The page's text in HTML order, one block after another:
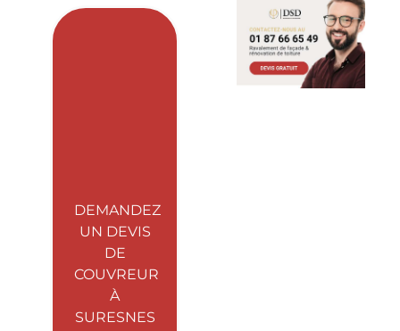
DEMANDEZ
UN DEVIS
DE
COUVREUR
À
SURESNES